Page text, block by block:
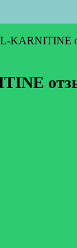
L-KARNITINE